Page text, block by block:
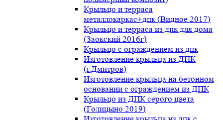
Крыльцо и терраса
металлокаркас+дпк (Видное 2017)
Крыльцо и терраса из дпк для дома
(Заокский 2016г)
Крыльцо с ограждением из дпк
Изготовление крыльца из ДПК
(г.Дмитров)
Изготовление крыльца на бетонном
основании с ограждением из ДПК
Крыльцо из ДПК серого цвета
(Голицыно 2019)